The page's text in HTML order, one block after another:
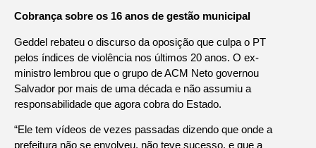
Cobrança sobre os 16 anos de gestão municipal
Geddel rebateu o discurso da oposição que culpa o PT
pelos índices de violência nos últimos 20 anos. O ex-
ministro lembrou que o grupo de ACM Neto governou
Salvador por mais de uma década e não assumiu a
responsabilidade que agora cobra do Estado.
“Ele tem vídeos de vezes passadas dizendo que onde a
prefeitura não se envolveu, não teve sucesso, e que a